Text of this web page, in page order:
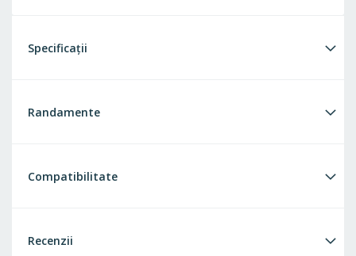
Specificații
Randamente
Compatibilitate
Recenzii